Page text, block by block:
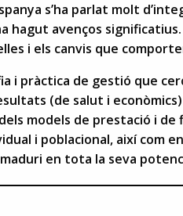
s’ha parlat molt
hagut avenços
i els canvis que
i pràctica de gestió que
(de salut i
models de prestació i
i poblacional, així com
en tota la seva